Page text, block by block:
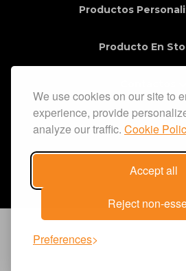
We use cookies on our site to
experience, provide
analyze our traffic. Cookie
Accept all
Reject non-
Preferences
Productos
Producto En
Información